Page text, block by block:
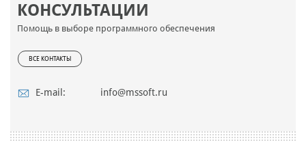
КОНСУЛЬТАЦИИ
Помощь в выборе программного обеспечения
ВСЕ КОНТАКТЫ
E-mail: info@mssoft.ru